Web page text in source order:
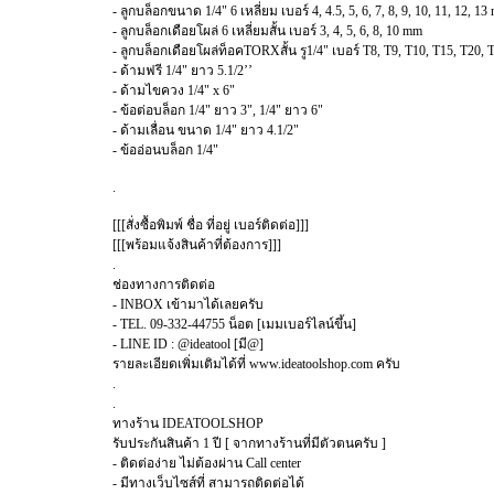
- ลูกบล็อกขนาด 1/4" 6 เหลี่ยม เบอร์ 4, 4.5, 5, 6, 7, 8, 9, 10, 11, 12, 13
- ลูกบล็อกเดือยโผล่ 6 เหลี่ยมสั้น เบอร์ 3, 4, 5, 6, 8, 10 mm
- ลูกบล็อกเดือยโผล่ท็อคTORXสั้น รู1/4" เบอร์ T8, T9, T10, T15, T20,
- ด้ามฟรี 1/4" ยาว 5.1/2’’
- ด้ามไขควง 1/4" x 6"
- ข้อต่อบล็อก 1/4" ยาว 3", 1/4" ยาว 6"
- ด้ามเลื่อน ขนาด 1/4" ยาว 4.1/2"
- ข้ออ่อนบล็อก 1/4"
[[[สั่งซื้อพิมพ์ ชื่อ ที่อยู่ เบอร์ติดต่อ]]]
[[[พร้อมแจ้งสินค้าที่ต้องการ]]]
ช่องทางการติดต่อ
- INBOX เข้ามาได้เลยครับ
- TEL. 09-332-44755 น็อต [เมมเบอร์ไลน์ขึ้น]
- LINE ID : @ideatool [มี@]
รายละเอียดเพิ่มเติมได้ที่ www.ideatoolshop.com ครับ
ทางร้าน IDEATOOLSHOP
รับประกันสินค้า 1 ปี [ จากทางร้านที่มีตัวตนครับ ]
- ติดต่อง่าย ไม่ต้องผ่าน Call center
- มีทางเว็บไซส์ที่ สามารถติดต่อได้